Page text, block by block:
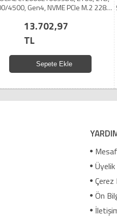
4500, Gen4, NVME PCIe M.2 2280,
13.702,97
TL
Sepete Ekle
Üyelik
Çerez
Ön